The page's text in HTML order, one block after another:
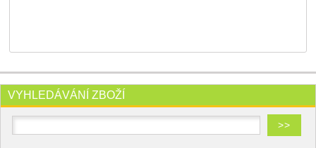
VYHLEDÁVÁNÍ ZBOŽÍ